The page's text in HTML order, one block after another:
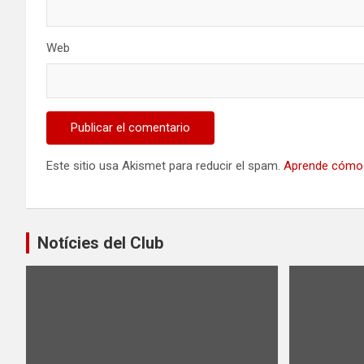
Web
Este sitio usa Akismet para reducir el spam. Aprende
Notícies del Club